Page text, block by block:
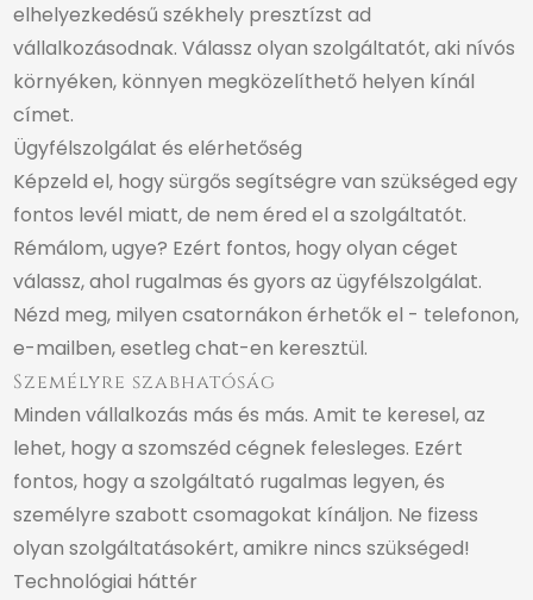
elhelyezkedésű székhely presztízst ad
vállalkozásodnak. Válassz olyan szolgáltatót, aki nívós
környéken, könnyen megközelíthető helyen kínál
címet.
Ügyfélszolgálat és elérhetőség
Képzeld el, hogy sürgős segítségre van szükséged egy
fontos levél miatt, de nem éred el a szolgáltatót.
Rémálom, ugye? Ezért fontos, hogy olyan céget
válassz, ahol rugalmas és gyors az ügyfélszolgálat.
Nézd meg, milyen csatornákon érhetők el - telefonon,
e-mailben, esetleg chat-en keresztül.
Személyre szabhatóság
Minden vállalkozás más és más. Amit te keresel, az
lehet, hogy a szomszéd cégnek felesleges. Ezért
fontos, hogy a szolgáltató rugalmas legyen, és
személyre szabott csomagokat kínáljon. Ne fizess
olyan szolgáltatásokért, amikre nincs szükséged!
Technológiai háttér